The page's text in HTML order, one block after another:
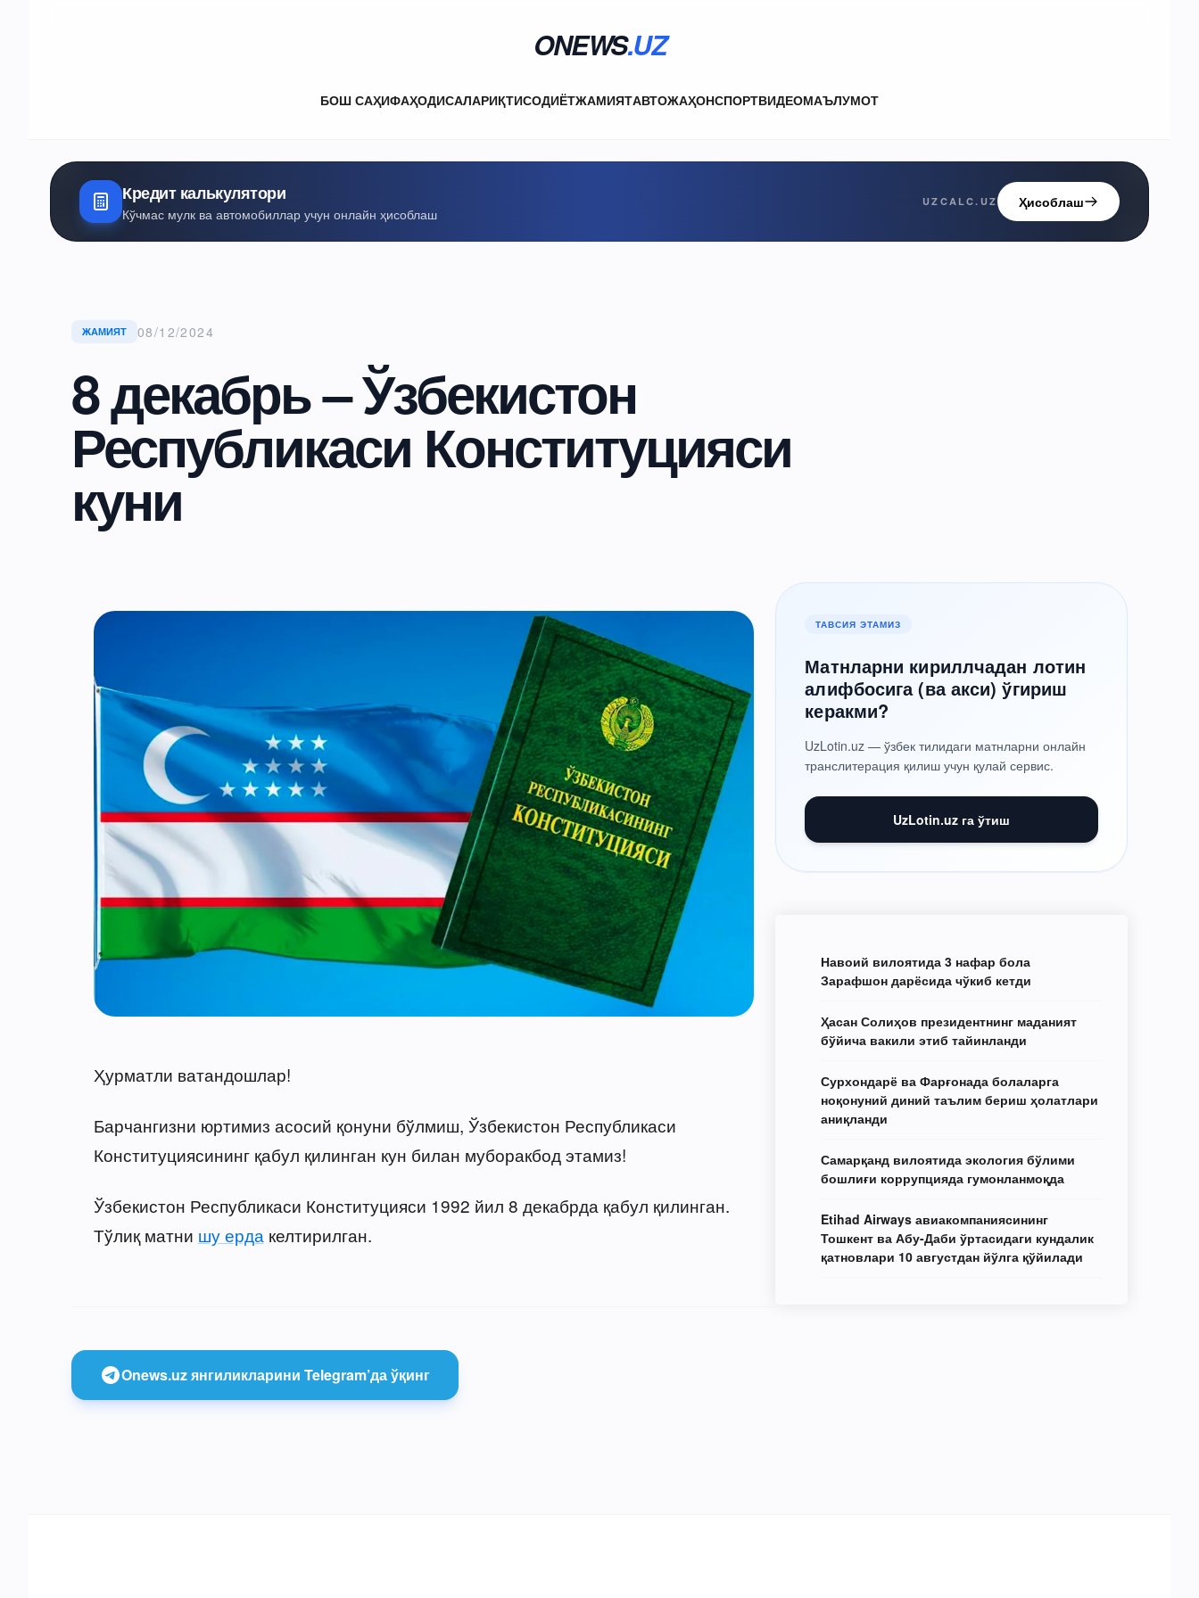
ONEWS.UZ
БОШ САҲИФАҲОДИСАЛАРИҚТИСОДИЁТЖАМИЯТАВТОЖАҲОНСПОРТВИДЕОМАЪЛУМОТ
Кредит калькулятори
Кўчмас мулк ва автомобиллар учун онлайн ҳисоблаш
UZCALC.UZ Ҳисоблаш
ЖАМИЯТ 08/12/2024
8 декабрь – Ўзбекистон
Республикаси Конституцияси
куни
Ҳурматли ватандошлар!
Барчангизни юртимиз асосий қонуни бўлмиш, Ўзбекистон Республикаси
Конституциясининг қабул қилинган кун билан муборакбод этамиз!
Ўзбекистон Республикаси Конституцияси 1992 йил 8 декабрда қабул қилинган.
Тўлиқ матни шу ерда келтирилган.
Onews.uz янгиликларини Telegram’да ўқинг
ТАВСИЯ ЭТАМИЗ
Матнларни кириллчадан лотин
алифбосига (ва акси) ўгириш
керакми?
UzLotin.uz — ўзбек тилидаги матнларни онлайн
транслитерация қилиш учун қулай сервис.
UzLotin.uz га ўтиш
Навоий вилоятида 3 нафар бола
Зарафшон дарёсида чўкиб кетди
Ҳасан Солиҳов президентнинг маданият
бўйича вакили этиб тайинланди
Сурхондарё ва Фарғонада болаларга
ноқонуний диний таълим бериш ҳолатлари
аниқланди
Самарқанд вилоятида экология бўлими
бошлиғи коррупцияда гумонланмоқда
Etihad Airways авиакомпаниясининг
Тошкент ва Абу-Даби ўртасидаги кундалик
қатновлари 10 августдан йўлга қўйилади